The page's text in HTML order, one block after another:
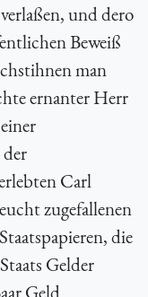
und dero
Beweiß
man
ernanter Herr
Carl
zugefallenen
die
Gelder
Geld